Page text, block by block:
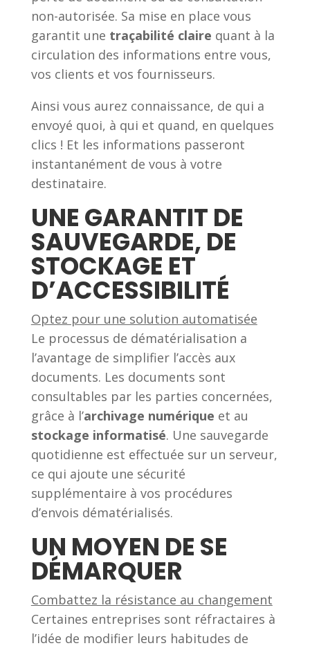
non-autorisée. Sa mise en place vous
garantit une traçabilité claire quant à la
circulation des informations entre vous,
vos clients et vos fournisseurs.
Ainsi vous aurez connaissance, de qui a
envoyé quoi, à qui et quand, en quelques
clics ! Et les informations passeront
instantanément de vous à votre
destinataire.
UNE GARANTIT DE
SAUVEGARDE, DE
STOCKAGE ET
D’ACCESSIBILITÉ
Optez pour une solution automatisée
Le processus de dématérialisation a
l’avantage de simplifier l’accès aux
documents. Les documents sont
consultables par les parties concernées,
grâce à l’archivage numérique et au
stockage informatisé. Une sauvegarde
quotidienne est effectuée sur un serveur,
ce qui ajoute une sécurité
supplémentaire à vos procédures
d’envois dématérialisés.
UN MOYEN DE SE
DÉMARQUER
Combattez la résistance au changement
Certaines entreprises sont réfractaires à
l’idée de modifier leurs habitudes de